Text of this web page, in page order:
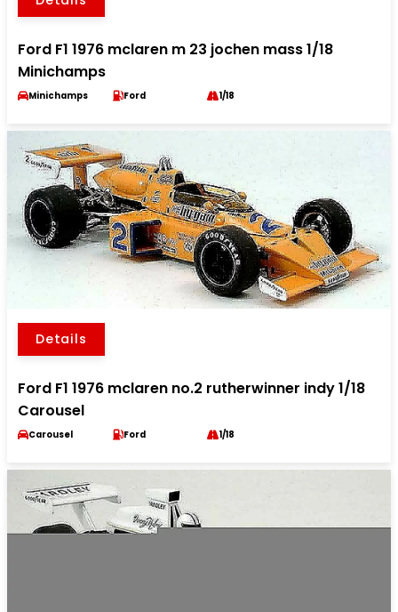
Ford F1 1976 mclaren m 23 jochen mass 1/18
Minichamps
Minichamps Ford 1/18
Details
Ford F1 1976 mclaren no.2 rutherwinner indy 1/18
Carousel
Carousel Ford 1/18